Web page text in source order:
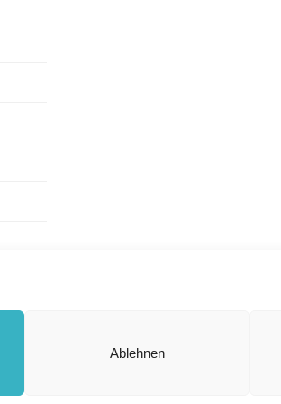
Ablehnen